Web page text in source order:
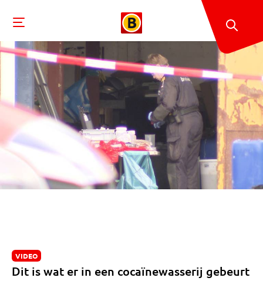
VIDEO
Dit is wat er in een cocaïnewasserij gebeurt